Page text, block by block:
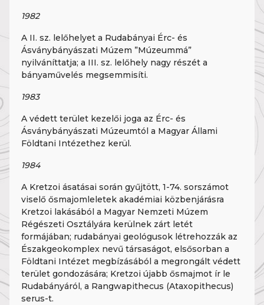
1982
A II. sz. lelőhelyet a Rudabányai Érc- és
Ásványbányászati Múzem ”Múzeummá”
nyilváníttatja; a III. sz. lelőhely nagy részét a
bányaművelés megsemmisíti.
1983
A védett terület kezelői joga az Érc- és
Ásványbányászati Múzeumtól a Magyar Állami
Földtani Intézethez kerül.
1984
A Kretzoi ásatásai során gyűjtött, 1-74. sorszámot
viselő ősmajomleletek akadémiai közbenjárásra
Kretzoi lakásából a Magyar Nemzeti Múzem
Régészeti Osztályára kerülnek zárt letét
formájában; rudabányai geológusok létrehozzák az
Északgeokomplex nevű társaságot, elsősorban a
Földtani Intézet megbízásából a megrongált védett
terület gondozására; Kretzoi újabb ősmajmot ír le
Rudabányáról, a Rangwapithecus (Ataxopithecus)
serus-t.